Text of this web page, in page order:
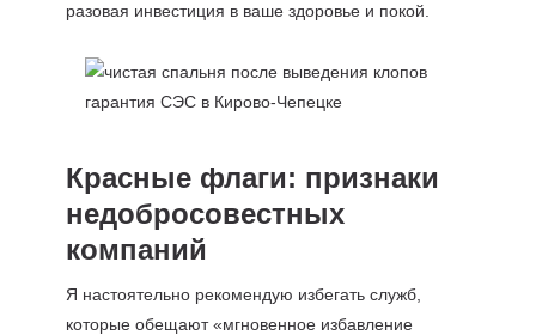
разовая инвестиция в ваше здоровье и покой.
Красные флаги: признаки
недобросовестных
компаний
Я настоятельно рекомендую избегать служб,
которые обещают «мгновенное избавление